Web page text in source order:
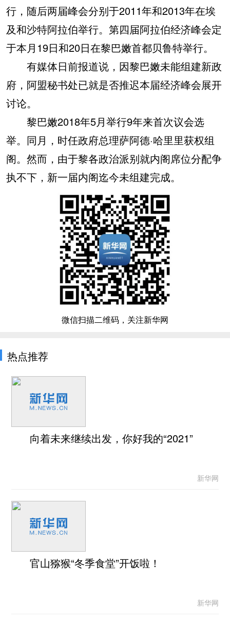
行，随后两届峰会分别于2011年和2013年在埃
及和沙特阿拉伯举行。第四届阿拉伯经济峰会定
于本月19日和20日在黎巴嫩首都贝鲁特举行。
有媒体日前报道说，因黎巴嫩未能组建新政
府，阿盟秘书处已就是否推迟本届经济峰会展开
讨论。
黎巴嫩2018年5月举行9年来首次议会选
举。同月，时任政府总理萨阿德·哈里里获权组
阁。然而，由于黎各政治派别就内阁席位分配争
执不下，新一届内阁迄今未组建完成。
微信扫描二维码，关注新华网
热点推荐
向着未来继续出发，你好我的“2021”
新华网
官山猕猴“冬季食堂”开饭啦！
新华网